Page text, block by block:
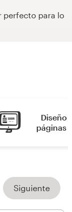
perfecto para lo
Diseño
páginas
Siguiente